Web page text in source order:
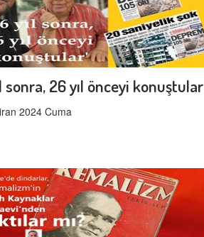
sonra, 26 yıl önceyi konuştular
2024 Cuma